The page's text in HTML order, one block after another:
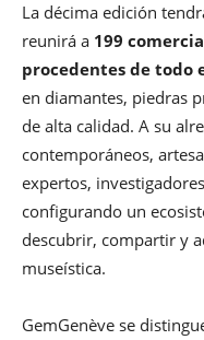
La décima edición
reunirá a 199
procedentes de todo
en diamantes, piedras
de alta calidad. A su
contemporáneos,
expertos,
configurando un
descubrir, compartir y
museística.
GemGenève se